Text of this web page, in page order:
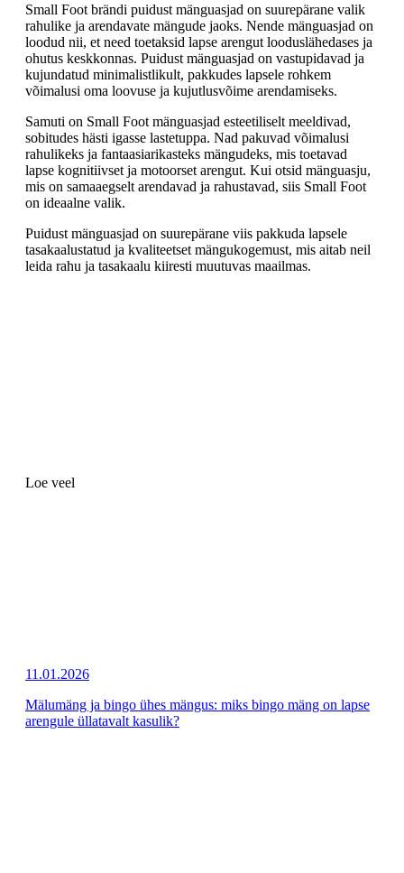
Small Foot brändi puidust mänguasjad on suurepärane valik
rahulike ja arendavate mängude jaoks. Nende mänguasjad on
loodud nii, et need toetaksid lapse arengut looduslähedases ja
ohutus keskkonnas. Puidust mänguasjad on vastupidavad ja
kujundatud minimalistlikult, pakkudes lapsele rohkem
võimalusi oma loovuse ja kujutlusvõime arendamiseks.
Samuti on Small Foot mänguasjad esteetiliselt meeldivad,
sobitudes hästi igasse lastetuppa. Nad pakuvad võimalusi
rahulikeks ja fantaasiarikasteks mängudeks, mis toetavad
lapse kognitiivset ja motoorset arengut. Kui otsid mänguasju,
mis on samaaegselt arendavad ja rahustavad, siis Small Foot
on ideaalne valik.
Puidust mänguasjad on suurepärane viis pakkuda lapsele
tasakaalustatud ja kvaliteetset mängukogemust, mis aitab neil
leida rahu ja tasakaalu kiiresti muutuvas maailmas.
Loe veel
11.01.2026
Mälumäng ja bingo ühes mängus: miks bingo mäng on lapse
arengule üllatavalt kasulik?